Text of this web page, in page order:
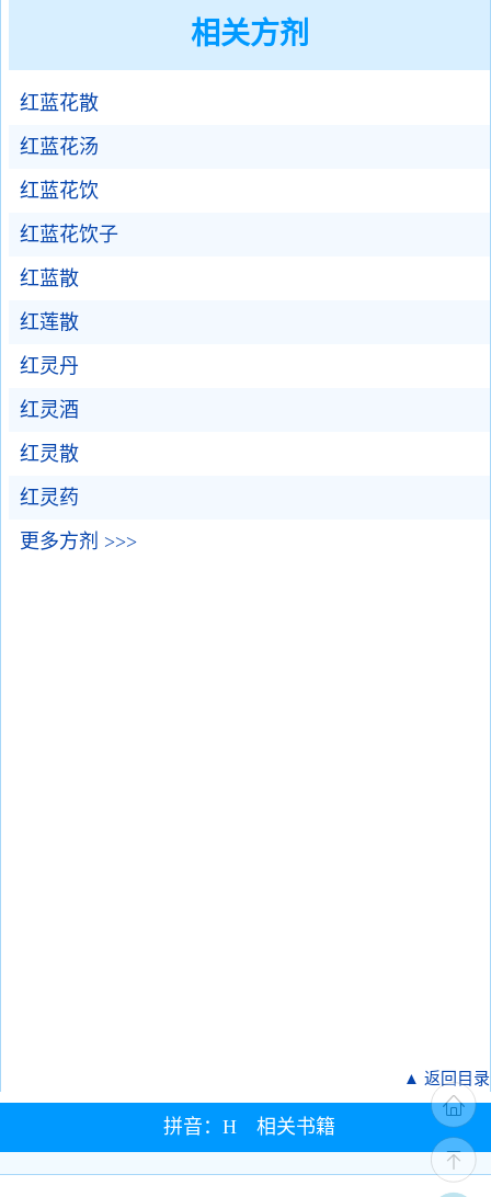
相关方剂
红蓝花散
红蓝花汤
红蓝花饮
红蓝花饮子
红蓝散
红莲散
红灵丹
红灵酒
红灵散
红灵药
更多方剂 >>>
▲ 返回目录
拼音：H 相关书籍